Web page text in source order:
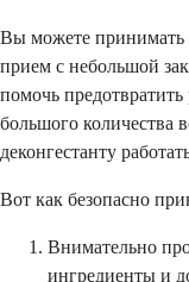
Вы можете принимать
прием с небольшой
помочь
большого количества
деконгестанту
Вот как безопасно
Внимательно
ингредиенты и